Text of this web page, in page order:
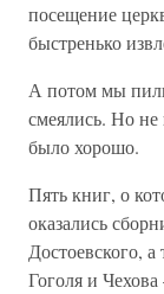
посещение
быстренько
А потом мы
смеялись. Но
было хорошо.
Пять книг, о
оказались
Достоевского,
Гоголя и